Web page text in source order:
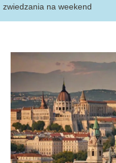
zwiedzania na weekend